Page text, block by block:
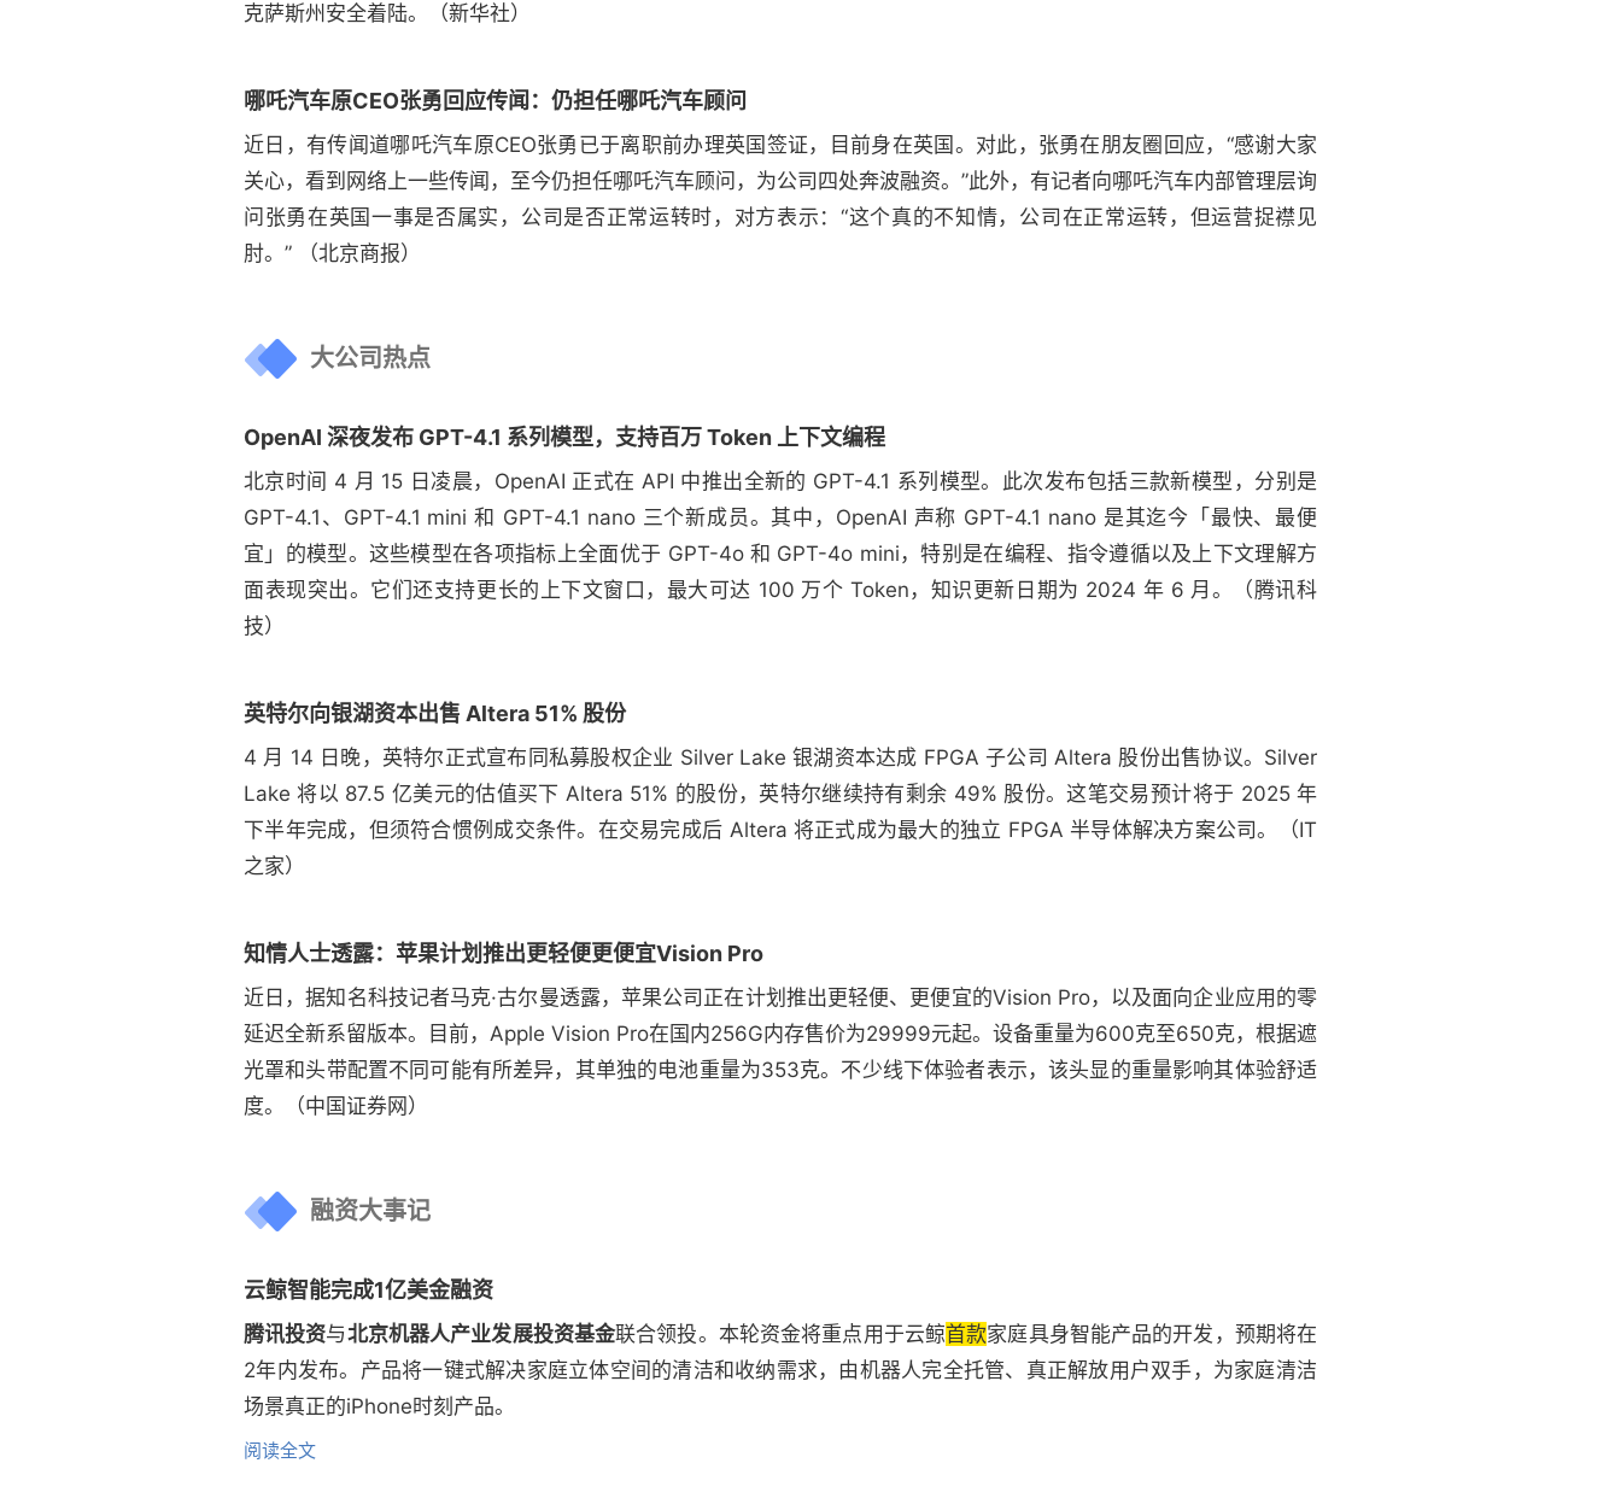
克萨斯州安全着陆。（新华社）
哪吒汽车原CEO张勇回应传闻：仍担任哪吒汽车顾问
近日，有传闻道哪吒汽车原CEO张勇已于离职前办理英国签证，目前身在英国。对此，张勇在朋友圈回应，“感谢大家
关心，看到网络上一些传闻，至今仍担任哪吒汽车顾问，为公司四处奔波融资。”此外，有记者向哪吒汽车内部管理层询
问张勇在英国一事是否属实，公司是否正常运转时，对方表示：“这个真的不知情，公司在正常运转，但运营捉襟见
肘。” （北京商报）
大公司热点
OpenAI 深夜发布 GPT-4.1 系列模型，支持百万 Token 上下文编程
北京时间 4 月 15 日凌晨，OpenAI 正式在 API 中推出全新的 GPT-4.1 系列模型。此次发布包括三款新模型，分别是
GPT-4.1、GPT-4.1 mini 和 GPT-4.1 nano 三个新成员。其中，OpenAI 声称 GPT-4.1 nano 是其迄今「最快、最便
宜」的模型。这些模型在各项指标上全面优于 GPT-4o 和 GPT-4o mini，特别是在编程、指令遵循以及上下文理解方
面表现突出。它们还支持更长的上下文窗口，最大可达 100 万个 Token，知识更新日期为 2024 年 6 月。（腾讯科
技）
英特尔向银湖资本出售 Altera 51% 股份
4 月 14 日晚，英特尔正式宣布同私募股权企业 Silver Lake 银湖资本达成 FPGA 子公司 Altera 股份出售协议。Silver
Lake 将以 87.5 亿美元的估值买下 Altera 51% 的股份，英特尔继续持有剩余 49% 股份。这笔交易预计将于 2025 年
下半年完成，但须符合惯例成交条件。在交易完成后 Altera 将正式成为最大的独立 FPGA 半导体解决方案公司。（IT
之家）
知情人士透露：苹果计划推出更轻便更便宜Vision Pro
近日，据知名科技记者马克·古尔曼透露，苹果公司正在计划推出更轻便、更便宜的Vision Pro，以及面向企业应用的零
延迟全新系留版本。目前，Apple Vision Pro在国内256G内存售价为29999元起。设备重量为600克至650克，根据遮
光罩和头带配置不同可能有所差异，其单独的电池重量为353克。不少线下体验者表示，该头显的重量影响其体验舒适
度。（中国证券网）
融资大事记
云鲸智能完成1亿美金融资
腾讯投资与北京机器人产业发展投资基金联合领投。 本轮资金将重点用于云鲸首款家庭具身智能产品的开发，预期将在
2年内发布。产品将一键式解决家庭立体空间的清洁和收纳需求，由机器人完全托管、真正解放用户双手，为家庭清洁
场景真正的iPhone时刻产品。
阅读全文